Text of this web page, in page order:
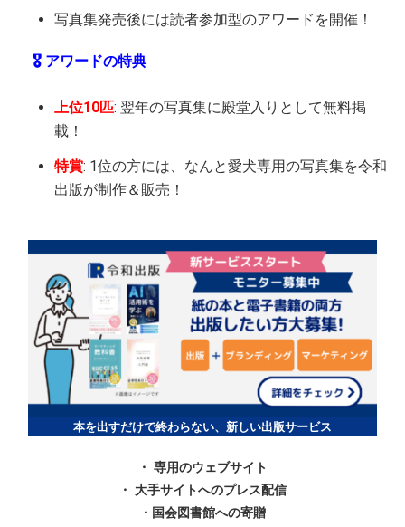
写真集発売後には読者参加型のアワードを開催！
🎖️ アワードの特典
上位10匹: 翌年の写真集に殿堂入りとして無料掲
載！
特賞: 1位の方には、なんと愛犬専用の写真集を令和
出版が制作＆販売！
本を出すだけで終わらない、新しい出版サービス
・ 専用のウェブサイト
・ 大手サイトへのプレス配信
・国会図書館への寄贈